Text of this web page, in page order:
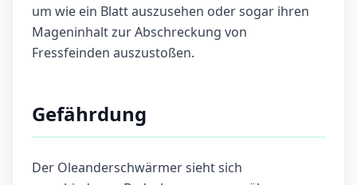
um wie ein Blatt auszusehen oder sogar ihren
Mageninhalt zur Abschreckung von
Fressfeinden auszustoßen.
Gefährdung
Der Oleanderschwärmer sieht sich